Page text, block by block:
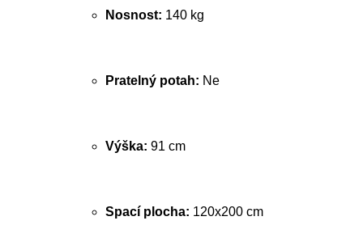
Nosnost: 140 kg
Pratelný potah: Ne
Výška: 91 cm
Spací plocha: 120x200 cm